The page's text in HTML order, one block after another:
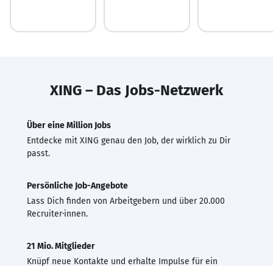
XING – Das Jobs-Netzwerk
Über eine Million Jobs
Entdecke mit XING genau den Job, der wirklich zu Dir
passt.
Persönliche Job-Angebote
Lass Dich finden von Arbeitgebern und über 20.000
Recruiter·innen.
21 Mio. Mitglieder
Knüpf neue Kontakte und erhalte Impulse für ein